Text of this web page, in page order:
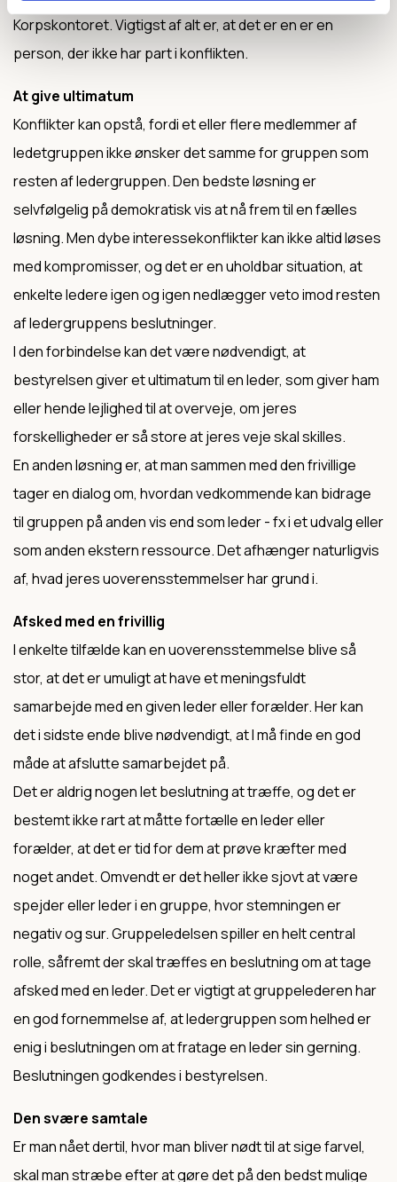
Korpskontoret. Vigtigst af alt er, at det er en er en
person, der ikke har part i konflikten.
At give ultimatum
Konflikter kan opstå, fordi et eller flere medlemmer af
ledetgruppen ikke ønsker det samme for gruppen som
resten af ledergruppen. Den bedste løsning er
selvfølgelig på demokratisk vis at nå frem til en fælles
løsning. Men dybe interessekonflikter kan ikke altid løses
med kompromisser, og det er en uholdbar situation, at
enkelte ledere igen og igen nedlægger veto imod resten
af ledergruppens beslutninger.
I den forbindelse kan det være nødvendigt, at
bestyrelsen giver et ultimatum til en leder, som giver ham
eller hende lejlighed til at overveje, om jeres
forskelligheder er så store at jeres veje skal skilles.
En anden løsning er, at man sammen med den frivillige
tager en dialog om, hvordan vedkommende kan bidrage
til gruppen på anden vis end som leder - fx i et udvalg eller
som anden ekstern ressource. Det afhænger naturligvis
af, hvad jeres uoverensstemmelser har grund i.
Afsked med en frivillig
I enkelte tilfælde kan en uoverensstemmelse blive så
stor, at det er umuligt at have et meningsfuldt
samarbejde med en given leder eller forælder. Her kan
det i sidste ende blive nødvendigt, at I må finde en god
måde at afslutte samarbejdet på.
Det er aldrig nogen let beslutning at træffe, og det er
bestemt ikke rart at måtte fortælle en leder eller
forælder, at det er tid for dem at prøve kræfter med
noget andet. Omvendt er det heller ikke sjovt at være
spejder eller leder i en gruppe, hvor stemningen er
negativ og sur. Gruppeledelsen spiller en helt central
rolle, såfremt der skal træffes en beslutning om at tage
afsked med en leder. Det er vigtigt at gruppelederen har
en god fornemmelse af, at ledergruppen som helhed er
enig i beslutningen om at fratage en leder sin gerning.
Beslutningen godkendes i bestyrelsen.
Den svære samtale
Er man nået dertil, hvor man bliver nødt til at sige farvel,
skal man stræbe efter at gøre det på den bedst mulige